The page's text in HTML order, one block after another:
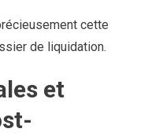
cette
de liquidation.
et